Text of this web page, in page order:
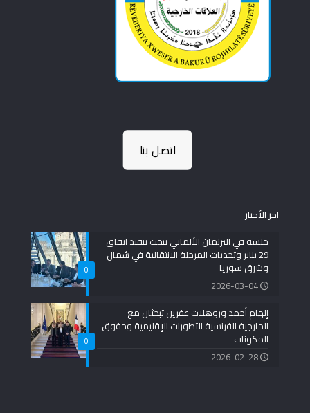
اتصل بنا
اخر الأخبار
0
جلسة في البرلمان الألماني تبحث تنفيذ اتفاق
29 يناير وتحديات المرحلة الانتقالية في شمال
وشرق سوريا
2026-03-04
0
إلهام أحمد وروهلات عفرين تبحثان مع
الخارجية الفرنسية التطورات الإقليمية وحقوق
المكونات
2026-02-28